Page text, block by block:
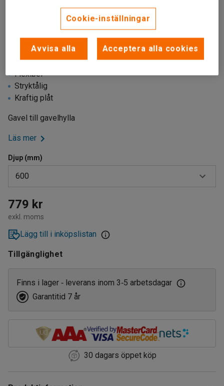
Liknande produkter
Flexibel
Stryktålig
Kraftig plåt
Gavel till gavelhylla
Läs mer
Djup (mm)
600
600
1000
779 kr
exkl. moms
Lägg till i inköpslistan
Tillgänglighet
Finns i lager ‑ leverans inom 3‑5 arbetsdagar
Garantitid 7 år
30 dagars öppet köp
Cookie-inställningar
Avvisa alla Acceptera alla cookies